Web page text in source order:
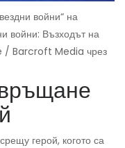
войни“ на
войни: Възходът на
/ Barcroft Media чрез
герой, когото са